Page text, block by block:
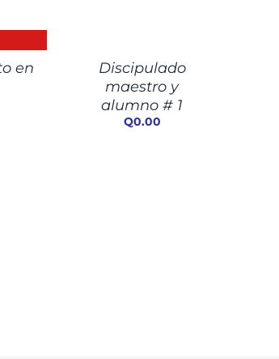
en
DETALLESDiscipulado
maestro y
alumno # 1
Q0.00